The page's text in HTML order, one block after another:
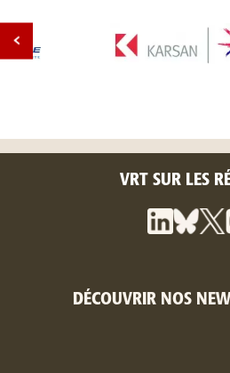
VRT SUR LES
DÉCOUVRIR NOS